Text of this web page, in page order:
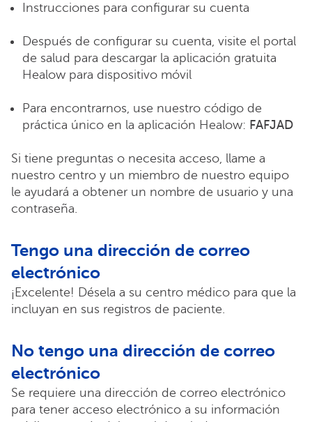
Instrucciones para configurar su cuenta
Después de configurar su cuenta, visite el portal
de salud para descargar la aplicación gratuita
Healow para dispositivo móvil
Para encontrarnos, use nuestro código de
práctica único en la aplicación Healow: FAFJAD
Si tiene preguntas o necesita acceso, llame a
nuestro centro y un miembro de nuestro equipo
le ayudará a obtener un nombre de usuario y una
contraseña.
Tengo una dirección de correo
electrónico
¡Excelente! Désela a su centro médico para que la
incluyan en sus registros de paciente.
No tengo una dirección de correo
electrónico
Se requiere una dirección de correo electrónico
para tener acceso electrónico a su información